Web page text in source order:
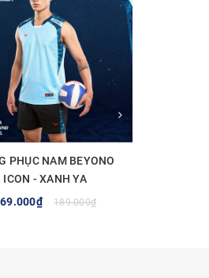
PHỤC NAM BEYONO
ICON - XANH YA
189.000₫